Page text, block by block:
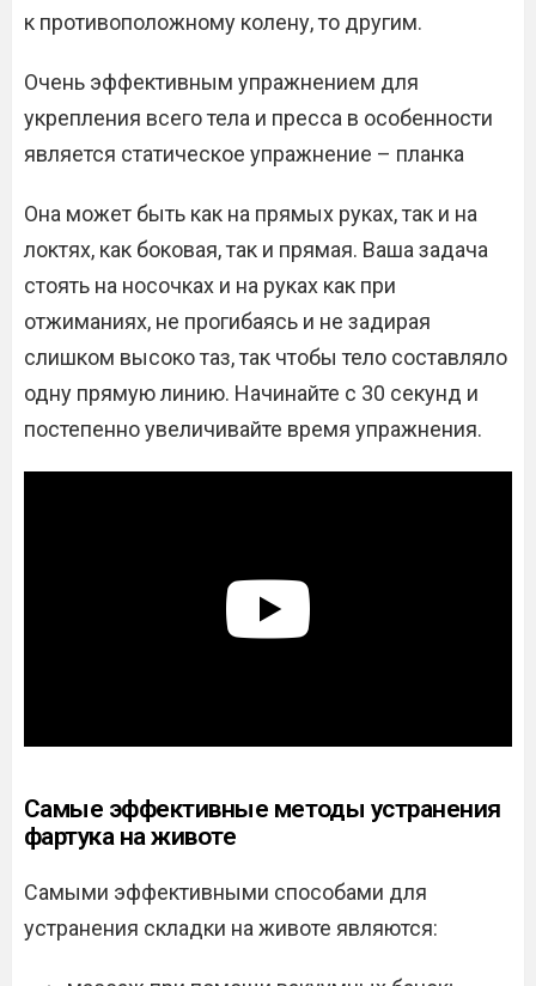
к противоположному колену, то другим.
Очень эффективным упражнением для
укрепления всего тела и пресса в особенности
является статическое упражнение – планка
Она может быть как на прямых руках, так и на
локтях, как боковая, так и прямая. Ваша задача
стоять на носочках и на руках как при
отжиманиях, не прогибаясь и не задирая
слишком высоко таз, так чтобы тело составляло
одну прямую линию. Начинайте с 30 секунд и
постепенно увеличивайте время упражнения.
Самые эффективные методы устранения
фартука на животе
Самыми эффективными способами для
устранения складки на животе являются: